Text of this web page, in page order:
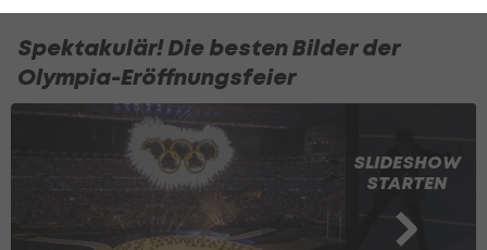
Spektakulär! Die besten Bilder der
Olympia-Eröffnungsfeier
SLIDESHOW
STARTEN